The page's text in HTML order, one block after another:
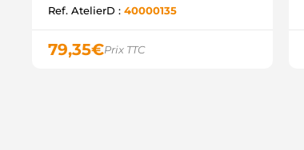
Ref. AtelierD : 40000135
79,35€Prix TTC